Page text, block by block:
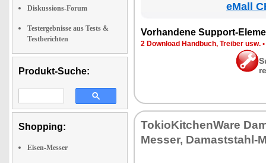
Diskussions-Forum
Testergebnisse aus Tests &
Testberichten
Produkt-Suche:
Shopping:
Eisen-Messer
eMall
Vor­han­de­ne Sup­port-
2 Down­load Hand­buch, Trei­ber usw. •
To­kio­Kit­chen­Wa­re
Mes­ser, Da­mast­stahl-